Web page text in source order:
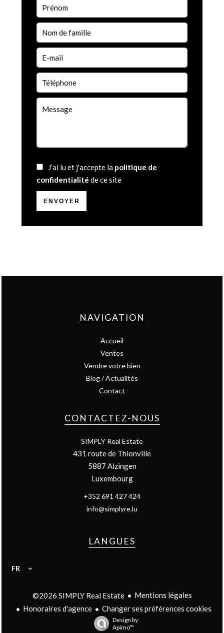
J’ai lu et j'accepte la politique de
confidentialité de ce site
ENVOYER
NAVIGATION
Accueil
Ventes
Vendre votre bien
Blog / Actualités
Contact
CONTACTEZ-NOUS
SIMPLY Real Estate
431 route de Thionville
5887 Alzingen
Luxembourg
+352 691 427 424
info@simplyre.lu
LANGUES
FR
©2026 SIMPLY Real Estate
Mentions légales
Honoraires d'agence
Changer ses préférences cookies
Design by
Apimo™